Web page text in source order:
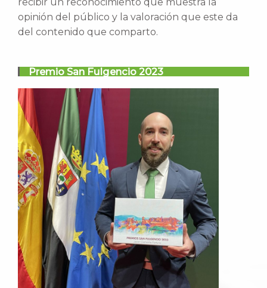
opinión del público y la valoración que este da
del contenido que comparto.
Premio San Fulgencio 2023